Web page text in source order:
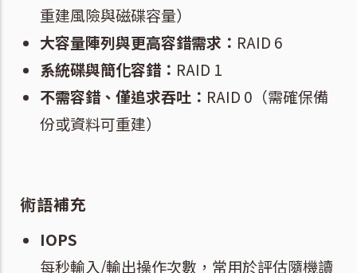
重建風險與磁碟容量）
大容量陣列與更高容錯需求： RAID 6
系統碟與簡化容錯： RAID 1
不需容錯、僅追求吞吐： RAID 0（需確保備
份或資料可重建）
術語補充
IOPS
每秒輸入/輸出操作次數，常用於評估隨機讀